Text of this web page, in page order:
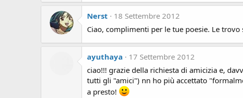
Nerst
18 Settembre 2012
Ciao, complimenti per le tue poesie. Le
ayuthaya
17 Settembre 2012
ciao!!! grazie della richiesta di amicizia e,
tutti gli "amici") nn ho più accettato
a presto!